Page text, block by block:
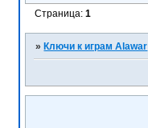
Страница:1
» Ключи к играм Alawar